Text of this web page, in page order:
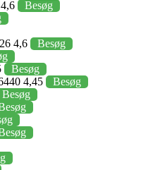
Besøg
4,6
Besøg
Besøg
4,45
Besøg
Besøg